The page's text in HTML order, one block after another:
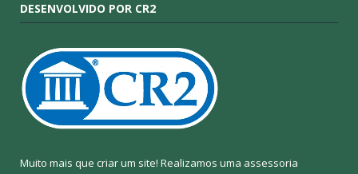
DESENVOLVIDO POR CR2
Muito mais que criar um site! Realizamos uma assessoria